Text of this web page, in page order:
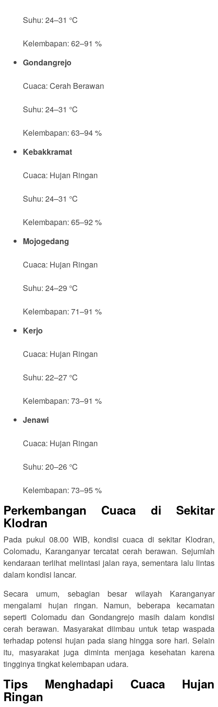
Suhu: 24–31 °C
Kelembapan: 62–91 %
Gondangrejo
Cuaca: Cerah Berawan
Suhu: 24–31 °C
Kelembapan: 63–94 %
Kebakkramat
Cuaca: Hujan Ringan
Suhu: 24–31 °C
Kelembapan: 65–92 %
Mojogedang
Cuaca: Hujan Ringan
Suhu: 24–29 °C
Kelembapan: 71–91 %
Kerjo
Cuaca: Hujan Ringan
Suhu: 22–27 °C
Kelembapan: 73–91 %
Jenawi
Cuaca: Hujan Ringan
Suhu: 20–26 °C
Kelembapan: 73–95 %
Perkembangan Cuaca di Sekitar
Klodran
Pada pukul 08.00 WIB, kondisi cuaca di sekitar Klodran,
Colomadu, Karanganyar tercatat cerah berawan. Sejumlah
kendaraan terlihat melintasi jalan raya, sementara lalu lintas
dalam kondisi lancar.
Secara umum, sebagian besar wilayah Karanganyar
mengalami hujan ringan. Namun, beberapa kecamatan
seperti Colomadu dan Gondangrejo masih dalam kondisi
cerah berawan. Masyarakat diimbau untuk tetap waspada
terhadap potensi hujan pada siang hingga sore hari. Selain
itu, masyarakat juga diminta menjaga kesehatan karena
tingginya tingkat kelembapan udara.
Tips Menghadapi Cuaca Hujan
Ringan